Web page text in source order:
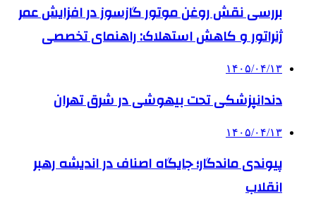
بررسی نقش روغن موتور گازسوز در افزایش عمر
ژنراتور و کاهش استهلاک: راهنمای تخصصی
۱۴۰۵/۰۴/۱۳
دندانپزشکی تحت بیهوشی در شرق تهران
۱۴۰۵/۰۴/۱۳
پیوندی ماندگار؛ جایگاه اصناف در اندیشه رهبر
انقلاب